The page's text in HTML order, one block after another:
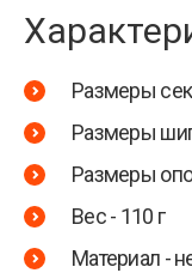
Размеры
Размеры
Размеры
Вес - 110 г
Материал -